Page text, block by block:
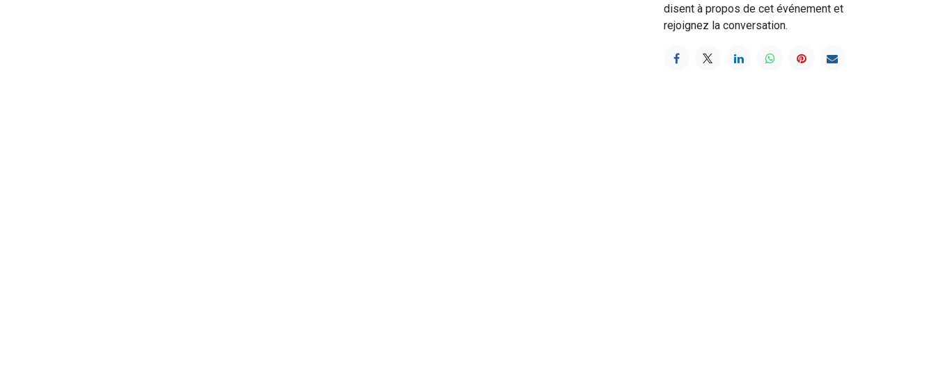
disent à propos de cet événement et
rejoignez la conversation.